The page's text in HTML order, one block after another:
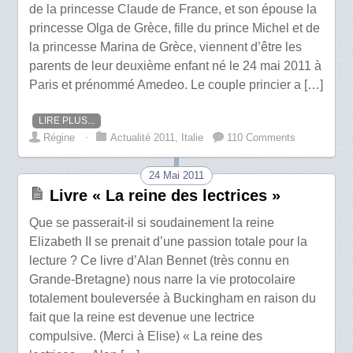
de la princesse Claude de France, et son épouse la
princesse Olga de Grèce, fille du prince Michel et de
la princesse Marina de Grèce, viennent d’être les
parents de leur deuxième enfant né le 24 mai 2011 à
Paris et prénommé Amedeo. Le couple princier a […]
LIRE PLUS...
Régine ⋅ Actualité 2011 Italie 110 Comments
24 Mai 2011
Livre « La reine des lectrices »
Que se passerait-il si soudainement la reine
Elizabeth II se prenait d’une passion totale pour la
lecture ? Ce livre d’Alan Bennet (très connu en
Grande-Bretagne) nous narre la vie protocolaire
totalement bouleversée à Buckingham en raison du
fait que la reine est devenue une lectrice
compulsive. (Merci à Elise) « La reine des